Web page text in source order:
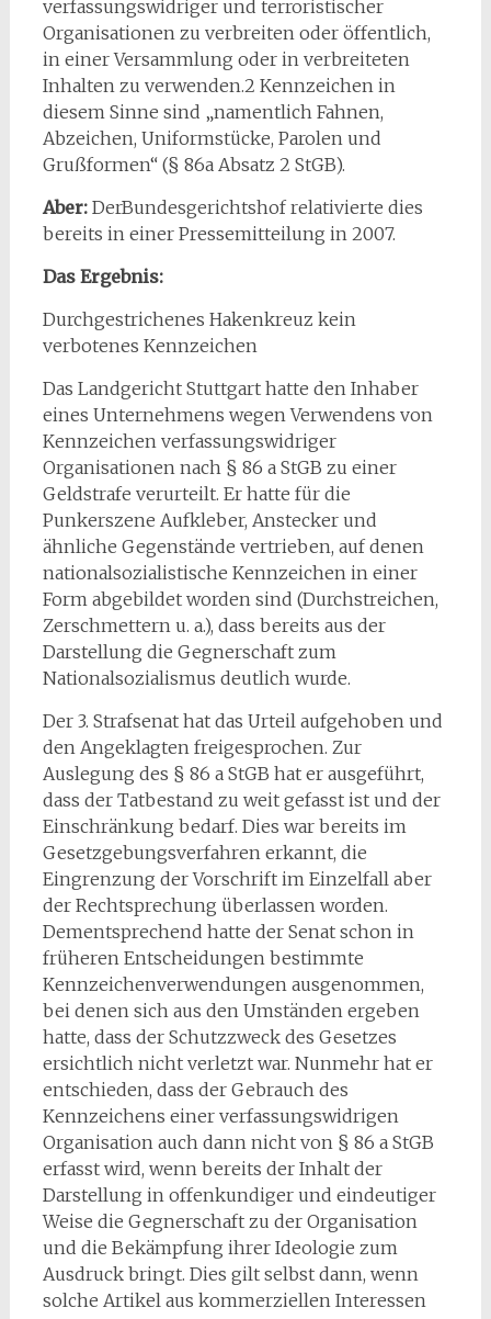
verfassungswidriger und terroristischer
Organisationen zu verbreiten oder öffentlich,
in einer Versammlung oder in verbreiteten
Inhalten zu verwenden.2 Kennzeichen in
diesem Sinne sind „namentlich Fahnen,
Abzeichen, Uniformstücke, Parolen und
Grußformen“ (§ 86a Absatz 2 StGB).
Aber: DerBundesgerichtshof relativierte dies
bereits in einer Pressemitteilung in 2007.
Das Ergebnis:
Durchgestrichenes Hakenkreuz kein
verbotenes Kennzeichen
Das Landgericht Stuttgart hatte den Inhaber
eines Unternehmens wegen Verwendens von
Kennzeichen verfassungswidriger
Organisationen nach § 86 a StGB zu einer
Geldstrafe verurteilt. Er hatte für die
Punkerszene Aufkleber, Anstecker und
ähnliche Gegenstände vertrieben, auf denen
nationalsozialistische Kennzeichen in einer
Form abgebildet worden sind (Durchstreichen,
Zerschmettern u. a.), dass bereits aus der
Darstellung die Gegnerschaft zum
Nationalsozialismus deutlich wurde.
Der 3. Strafsenat hat das Urteil aufgehoben und
den Angeklagten freigesprochen. Zur
Auslegung des § 86 a StGB hat er ausgeführt,
dass der Tatbestand zu weit gefasst ist und der
Einschränkung bedarf. Dies war bereits im
Gesetzgebungsverfahren erkannt, die
Eingrenzung der Vorschrift im Einzelfall aber
der Rechtsprechung überlassen worden.
Dementsprechend hatte der Senat schon in
früheren Entscheidungen bestimmte
Kennzeichenverwendungen ausgenommen,
bei denen sich aus den Umständen ergeben
hatte, dass der Schutzzweck des Gesetzes
ersichtlich nicht verletzt war. Nunmehr hat er
entschieden, dass der Gebrauch des
Kennzeichens einer verfassungswidrigen
Organisation auch dann nicht von § 86 a StGB
erfasst wird, wenn bereits der Inhalt der
Darstellung in offenkundiger und eindeutiger
Weise die Gegnerschaft zu der Organisation
und die Bekämpfung ihrer Ideologie zum
Ausdruck bringt. Dies gilt selbst dann, wenn
solche Artikel aus kommerziellen Interessen